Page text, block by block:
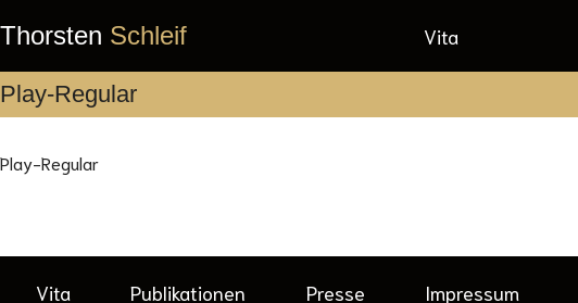
Thorsten Schleif Vita
Play-Regular
Play-Regular
Vita Publikationen Presse Impressum